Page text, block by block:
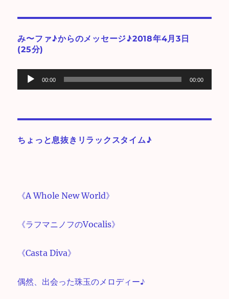
み〜ファ♪からのメッセージ♪2018年4月3日
(25分)
声
レ
ヤ
00:00 00:00
ちょっと息抜きリラックスタイム♪
《A Whole New World》
《ラフマニノフのVocalis》
《Casta Diva》
偶然、出会った珠玉のメロディー♪